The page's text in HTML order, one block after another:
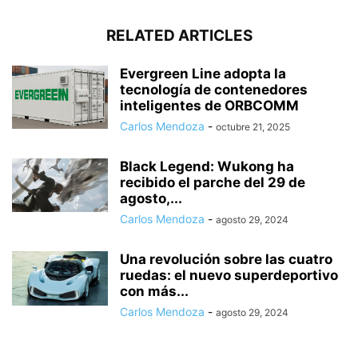
RELATED ARTICLES
Evergreen Line adopta la
tecnología de contenedores
inteligentes de ORBCOMM
Carlos Mendoza - octubre 21, 2025
Black Legend: Wukong ha
recibido el parche del 29 de
agosto,...
Carlos Mendoza - agosto 29, 2024
Una revolución sobre las cuatro
ruedas: el nuevo superdeportivo
con más...
Carlos Mendoza - agosto 29, 2024